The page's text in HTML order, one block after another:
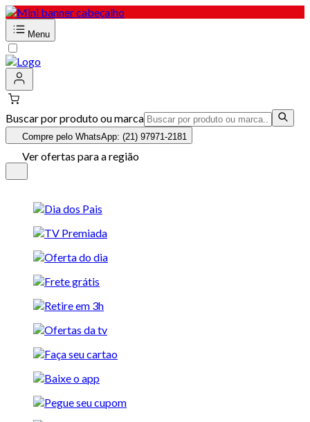
Menu
Buscar por produto ou marca
Compre pelo WhatsApp: (21) 97971-2181
Ver ofertas para a região